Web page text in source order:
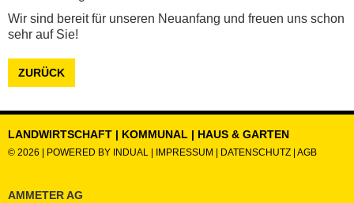
Wir sind bereit für unseren Neuanfang und freuen uns schon
sehr auf Sie!
ZURÜCK
LANDWIRTSCHAFT | KOMMUNAL | HAUS & GARTEN
© 2026 | POWERED BY INDUAL IMPRESSUM DATENSCHUTZ AGB
AMMETER AG